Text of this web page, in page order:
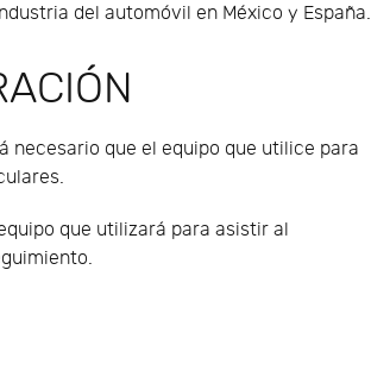
del automóvil en México y España.
necesario que el equipo que utilice para
que utilizará para asistir al